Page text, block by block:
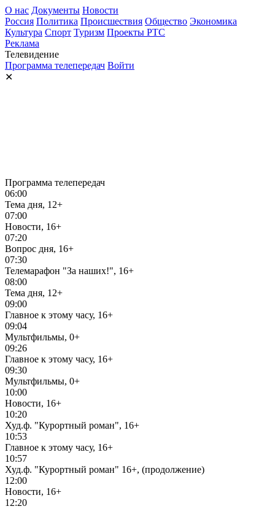
О нас Документы Новости
Россия Политика Происшествия Общество Экономика
Культура Спорт Туризм Проекты РТС
Реклама
Телевидение
Программа телепередач Войти
✕
Программа телепередач
06:00
Тема дня, 12+
07:00
Новости, 16+
07:20
Вопрос дня, 16+
07:30
Телемарафон "За наших!", 16+
08:00
Тема дня, 12+
09:00
Главное к этому часу, 16+
09:04
Мультфильмы, 0+
09:26
Главное к этому часу, 16+
09:30
Мультфильмы, 0+
10:00
Новости, 16+
10:20
Худ.ф. "Курортный роман", 16+
10:53
Главное к этому часу, 16+
10:57
Худ.ф. "Курортный роман" 16+, (продолжение)
12:00
Новости, 16+
12:20